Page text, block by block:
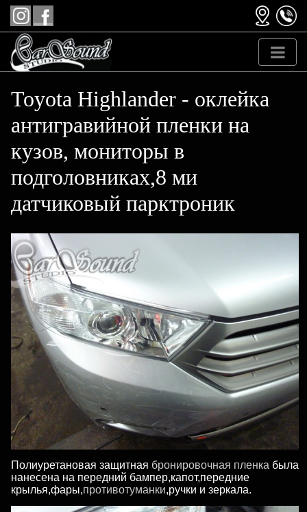
Toyota Highlander - оклейка
антигравийной пленки на
кузов, мониторы в
подголовниках,8 ми
датчиковый парктроник
Полиуретановая защитная бронировочная пленка была
нанесена на передний бампер,капот,передние
крылья,фары,противотуманки,ручки и зеркала.